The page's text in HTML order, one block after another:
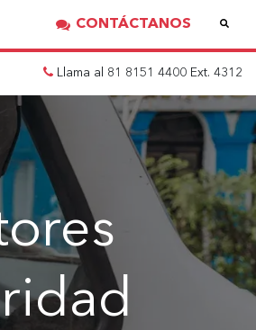
CONTÁCTANOS
Llama al 81 8151 4400 Ext. 4312